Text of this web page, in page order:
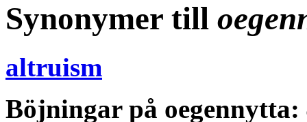
Synonymer till
altruism
Böjningar på oegennytta: